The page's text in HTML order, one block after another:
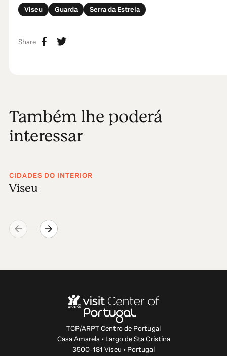
Viseu Guarda Serra da Estrela
Share
Também lhe poderá
interessar
CIDADES DO INTERIOR
Viseu
TCP/ARPT Centro de Portugal
Casa Amarela • Largo de Sta Cristina
3500-181 Viseu • Portugal